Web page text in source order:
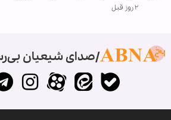
۲ روز قبل
صدای شیعیان